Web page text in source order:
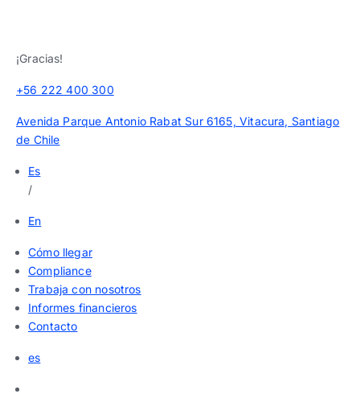
¡Gracias!
+56 222 400 300
Avenida Parque Antonio Rabat Sur 6165, Vitacura, Santiago
de Chile
Es
/
En
Cómo llegar
Compliance
Trabaja con nosotros
Informes financieros
Contacto
es